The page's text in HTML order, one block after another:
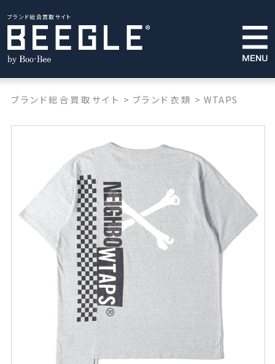
ブランド総合買取サイト
ブランド総合買取サイト > ブランド衣類 > WTAPS